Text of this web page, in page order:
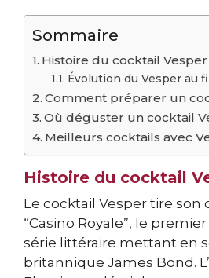
Sommaire
Histoire du cocktail Vesper
Évolution du Vesper au
Comment préparer un
Où déguster un cocktail
Meilleurs cocktails avec
Histoire du cocktail
Le cocktail Vesper tire son
“Casino Royale”, le
série littéraire mettant en
britannique James Bond.